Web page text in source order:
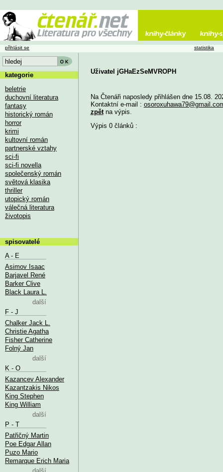
Uživatel jGHaEzSeMVROPH
Na Čtenáři naposledy přihlášen dne 15.08.
Kontaktní e-mail :
zpětna výpis.
Výpis 0 článků :
přihlásit se statistika
kategorie
beletrie
duchovní literatura
fantasy
historický román
horror
krimi
kultovní román
partnerské vztahy
sci-fi
sci-fi novella
společenský román
světová klasika
thriller
utopický román
válečná literatura
životopis
spisovatelé
A - E
Asimov Isaac
Barjavel René
Barker Clive
Black Laura L.
další
F - J
Chalker Jack L.
Christie Agatha
Fisher Catherine
Folný Jan
další
K - O
Kazancev Alexander
Kazantzakis Nikos
King Stephen
King William
další
P - T
Patřičný Martin
Poe Edgar Allan
Puzo Mario
Remarque Erich Maria